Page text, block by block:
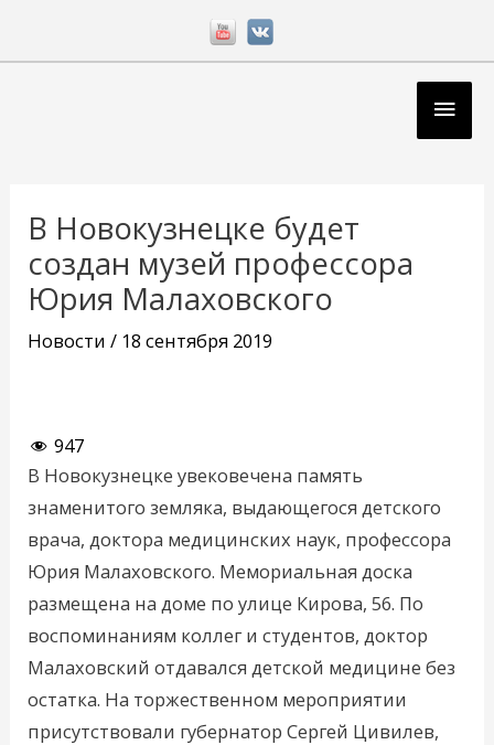
В Новокузнецке будет
создан музей профессора
Юрия Малаховского
Новости / 18 сентября 2019
947
В Новокузнецке увековечена память
знаменитого земляка, выдающегося детского
врача, доктора медицинских наук, профессора
Юрия Малаховского. Мемориальная доска
размещена на доме по улице Кирова, 56. По
воспоминаниям коллег и студентов, доктор
Малаховский отдавался детской медицине без
остатка. На торжественном мероприятии
присутствовали губернатор Сергей Цивилев,
записям